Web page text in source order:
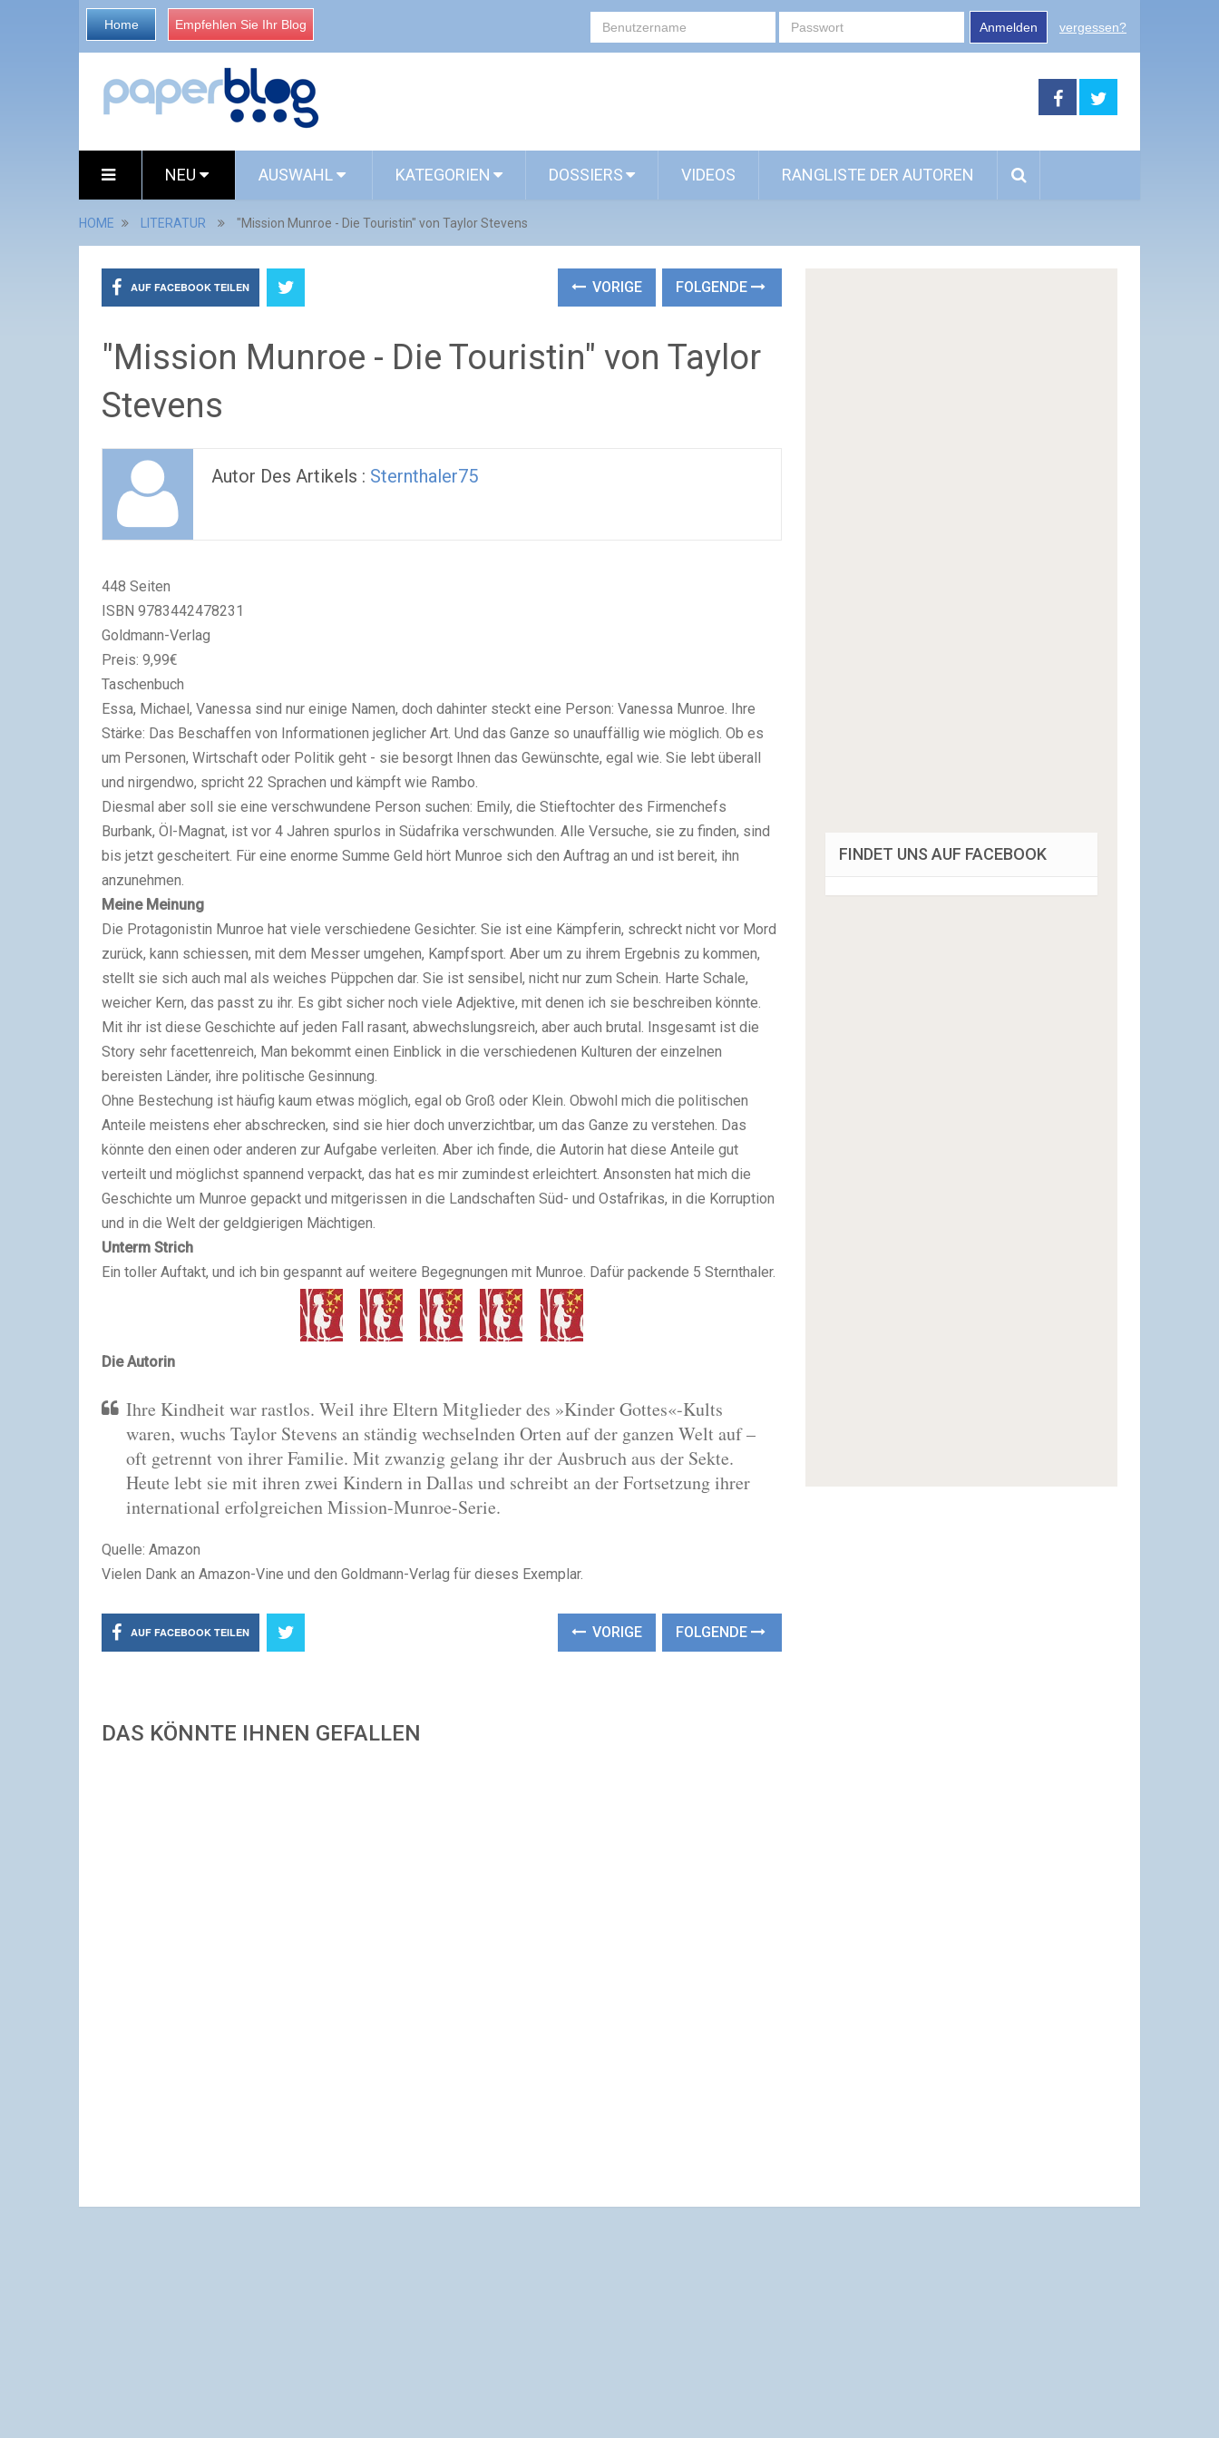
Home Empfehlen Sie Ihr Blog Anmelden vergessen?
NEU AUSWAHL KATEGORIEN DOSSIERS VIDEOS RANGLISTE DER AUTOREN
HOME LITERATUR "Mission Munroe - Die Touristin" von Taylor Stevens
AUF FACEBOOK TEILEN VORIGE FOLGENDE
"Mission Munroe - Die Touristin" von Taylor
Stevens
Autor Des Artikels : Sternthaler75
448 Seiten
ISBN 9783442478231
Goldmann-Verlag
Preis: 9,99€
Taschenbuch
Essa, Michael, Vanessa sind nur einige Namen, doch dahinter steckt eine Person: Vanessa Munroe. Ihre
Stärke: Das Beschaffen von Informationen jeglicher Art. Und das Ganze so unauffällig wie möglich. Ob es
um Personen, Wirtschaft oder Politik geht - sie besorgt Ihnen das Gewünschte, egal wie. Sie lebt überall
und nirgendwo, spricht 22 Sprachen und kämpft wie Rambo.
Diesmal aber soll sie eine verschwundene Person suchen: Emily, die Stieftochter des Firmenchefs
Burbank, Öl-Magnat, ist vor 4 Jahren spurlos in Südafrika verschwunden. Alle Versuche, sie zu finden, sind
bis jetzt gescheitert. Für eine enorme Summe Geld hört Munroe sich den Auftrag an und ist bereit, ihn
anzunehmen.
Meine Meinung
Die Protagonistin Munroe hat viele verschiedene Gesichter. Sie ist eine Kämpferin, schreckt nicht vor Mord
zurück, kann schiessen, mit dem Messer umgehen, Kampfsport. Aber um zu ihrem Ergebnis zu kommen,
stellt sie sich auch mal als weiches Püppchen dar. Sie ist sensibel, nicht nur zum Schein. Harte Schale,
weicher Kern, das passt zu ihr. Es gibt sicher noch viele Adjektive, mit denen ich sie beschreiben könnte.
Mit ihr ist diese Geschichte auf jeden Fall rasant, abwechslungsreich, aber auch brutal. Insgesamt ist die
Story sehr facettenreich, Man bekommt einen Einblick in die verschiedenen Kulturen der einzelnen
bereisten Länder, ihre politische Gesinnung.
Ohne Bestechung ist häufig kaum etwas möglich, egal ob Groß oder Klein. Obwohl mich die politischen
Anteile meistens eher abschrecken, sind sie hier doch unverzichtbar, um das Ganze zu verstehen. Das
könnte den einen oder anderen zur Aufgabe verleiten. Aber ich finde, die Autorin hat diese Anteile gut
verteilt und möglichst spannend verpackt, das hat es mir zumindest erleichtert. Ansonsten hat mich die
Geschichte um Munroe gepackt und mitgerissen in die Landschaften Süd- und Ostafrikas, in die Korruption
und in die Welt der geldgierigen Mächtigen.
Unterm Strich
Ein toller Auftakt, und ich bin gespannt auf weitere Begegnungen mit Munroe. Dafür packende 5 Sternthaler.
Die Autorin
Ihre Kindheit war rastlos. Weil ihre Eltern Mitglieder des »Kinder Gottes«-Kults
waren, wuchs Taylor Stevens an ständig wechselnden Orten auf der ganzen Welt auf –
oft getrennt von ihrer Familie. Mit zwanzig gelang ihr der Ausbruch aus der Sekte.
Heute lebt sie mit ihren zwei Kindern in Dallas und schreibt an der Fortsetzung ihrer
international erfolgreichen Mission-Munroe-Serie.
Quelle: Amazon
Vielen Dank an Amazon-Vine und den Goldmann-Verlag für dieses Exemplar.
AUF FACEBOOK TEILEN VORIGE FOLGENDE
DAS KÖNNTE IHNEN GEFALLEN
FINDET UNS AUF FACEBOOK